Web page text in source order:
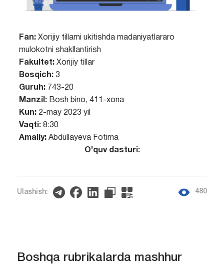
Fan:Xorijiy tillarni ukitishda madaniyatlararo
mulokotni shakllantirish
Fakultet:Xorijiy tillar
Bosqich:3
Guruh:743-20
Manzil:Bosh bino, 411-xona
Kun: 2-may 2023 yil
Vaqti:8:30
Amaliy:Abdullayeva Fotima
O’quv dasturi:
Ulashish: 480
Boshqa rubrikalarda mashhur